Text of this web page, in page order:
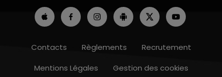
Contacts Règlements
Recrutement
Mentions Légales
Gestion des cookies